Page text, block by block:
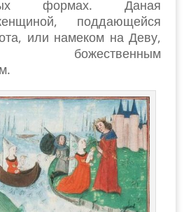
формах. Даная
поддающейся
или намеком на Деву,
божественным